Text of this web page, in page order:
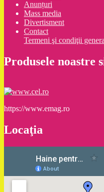
Anunțuri
Mass media
Divertisment
Contact
Termeni şi condiţii
Produsele noastre
https://www.emag.ro
Locaţia